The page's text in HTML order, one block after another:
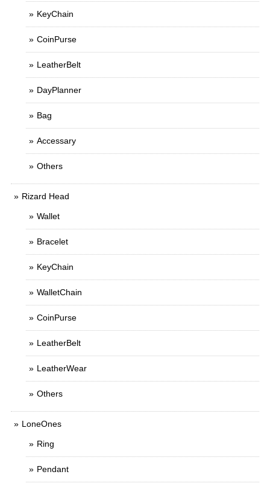
KeyChain
CoinPurse
LeatherBelt
DayPlanner
Bag
Accessary
Others
Rizard Head
Wallet
Bracelet
KeyChain
WalletChain
CoinPurse
LeatherBelt
LeatherWear
Others
LoneOnes
Ring
Pendant